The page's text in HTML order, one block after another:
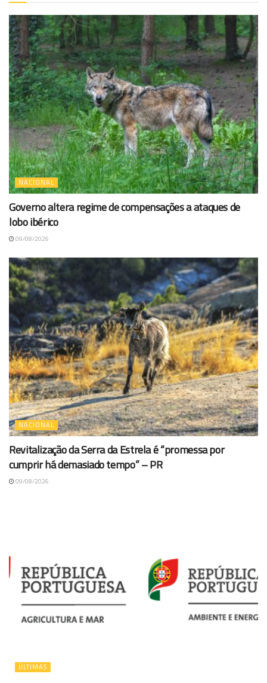
NACIONAL
Governo altera regime de compensações a ataques de
lobo ibérico
09/08/2026
NACIONAL
Revitalização da Serra da Estrela é “promessa por
cumprir há demasiado tempo” – PR
09/08/2026
ÚLTIMAS